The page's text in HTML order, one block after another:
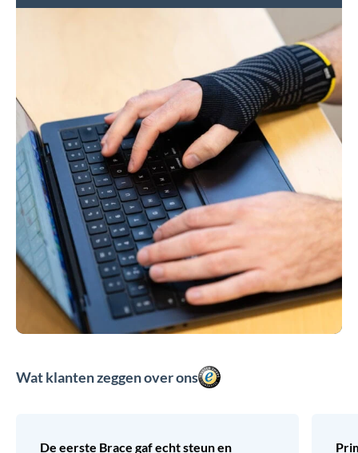
Wat klanten zeggen over ons
De eerste Brace gaf echt steun en